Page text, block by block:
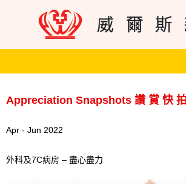
Appreciation Snapshots 讚 賞 快 拍
Apr - Jun 2022
外科及7C病房 – 盡心盡力